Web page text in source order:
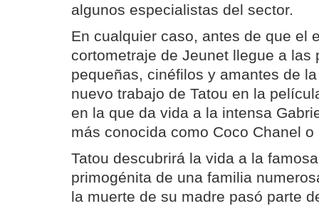
algunos especialistas del sector.
En cualquier caso, antes de que el
cortometraje de Jeunet llegue a las
pequeñas, cinéfilos y amantes de
nuevo trabajo de Tatou en la
en la que da vida a la intensa
más conocida como Coco Chanel
Tatou descubrirá la vida a la
primogénita de una familia
la muerte de su madre pasó parte